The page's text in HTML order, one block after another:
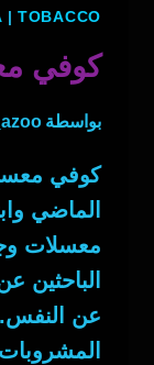
|TOBACCO
كوفي
بواسطة
كوفي
الماضي
معسلات
الباحثين
عن النفس.